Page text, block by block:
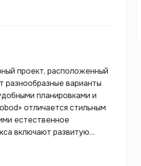
проект, расположенный
разнообразные варианты
планировками и
отличается стильным
естественное
включают развитую
и магазины, что создает